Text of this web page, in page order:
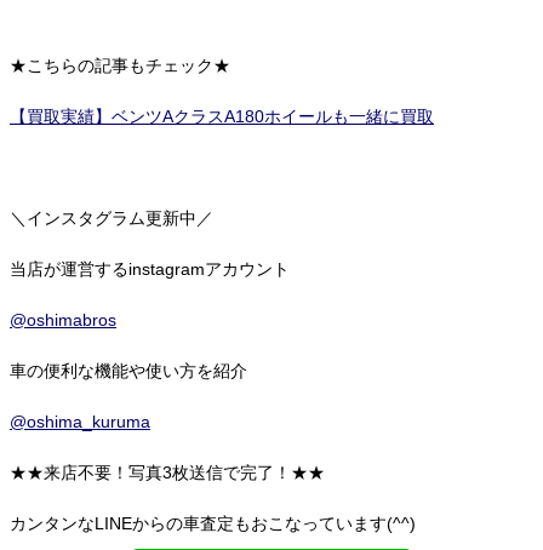
★こちらの記事もチェック★
【買取実績】ベンツAクラスA180ホイールも一緒に買取
＼インスタグラム更新中／
当店が運営するinstagramアカウント
@oshimabros
車の便利な機能や使い方を紹介
@oshima_kuruma
★★来店不要！写真3枚送信で完了！★★
カンタンなLINEからの車査定もおこなっています(^^)